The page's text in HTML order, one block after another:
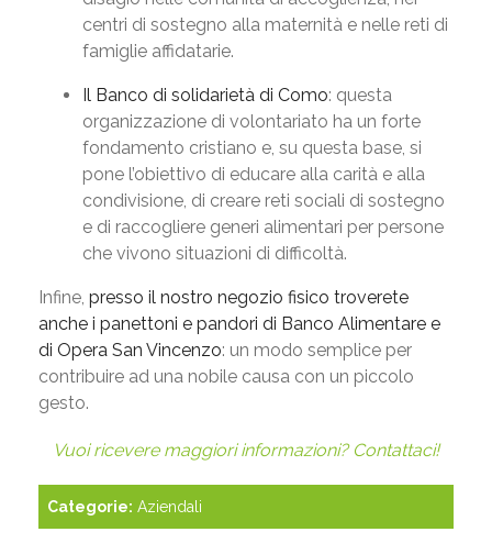
centri di sostegno alla maternità e nelle reti di
famiglie affidatarie.
Il Banco di solidarietà di Como: questa
organizzazione di volontariato ha un forte
fondamento cristiano e, su questa base, si
pone l’obiettivo di educare alla carità e alla
condivisione, di creare reti sociali di sostegno
e di raccogliere generi alimentari per persone
che vivono situazioni di difficoltà.
Infine,presso il nostro negozio fisico troverete
anche i panettoni e pandori di Banco Alimentare e
di Opera San Vincenzo: un modo semplice per
contribuire ad una nobile causa con un piccolo
gesto.
Vuoi ricevere maggiori informazioni? Contattaci!
Categorie: Aziendali